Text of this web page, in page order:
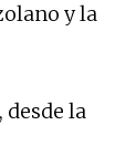
y la
desde la